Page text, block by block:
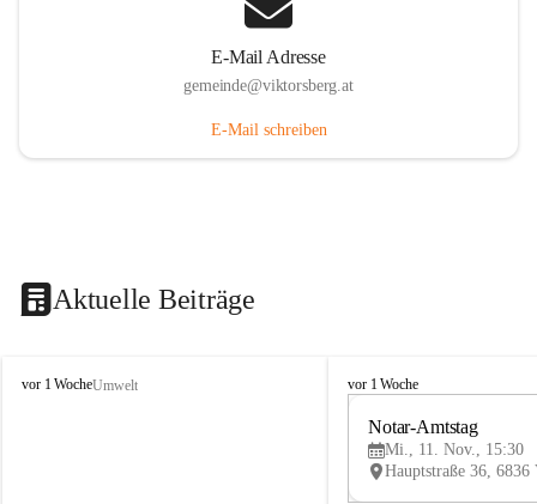
E-Mail Adresse
gemeinde@viktorsberg.at
E-Mail schreiben
Aktuelle Beiträge
V
vor 1 WocheUmwelt
V
vor 1 Woche
Notar-Amtstag
Mi., 11. Nov., 15:30